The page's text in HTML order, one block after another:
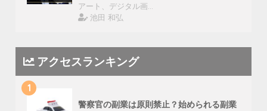
アート、デジタル画…
池田 和弘
アクセスランキング
1
警察官の副業は原則禁止？始められる副業